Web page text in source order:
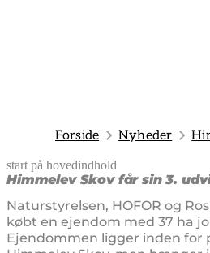
Forside Nyheder
start på hovedindhold
Himmelev Skov får sin 3.
Naturstyrelsen, HOFOR og
købt en ejendom med 37 ha
Ejendommen ligger inden for
senest opdateret 14. januar 2025